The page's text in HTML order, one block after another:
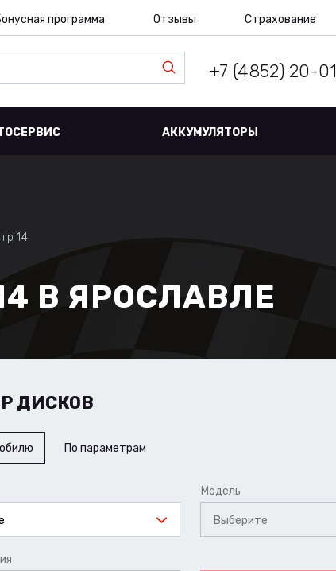
программа Отзывы Страхование
+7 (4852) 20-
АККУМУЛЯТОРЫ
14
В ЯРОСЛАВЛЕ
ДИСКОВ
По параметрам
Модель
Выберите